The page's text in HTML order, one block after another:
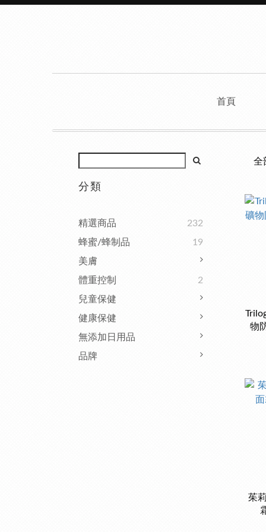
首頁
分類
精選商品
232
蜂蜜/蜂制品
19
美膚
體重控制
2
兒童保健
健康保健
無添加日用品
品牌
全
物
茱